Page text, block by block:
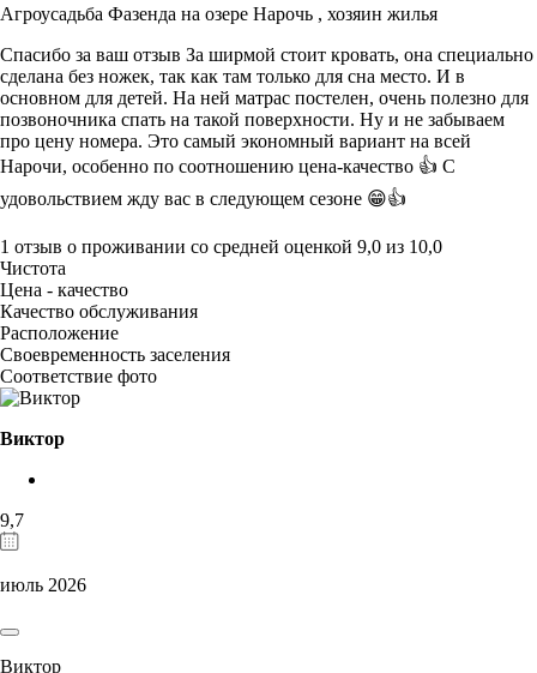
Агроусадьба Фазенда на озере Нарочь , хозяин жилья
Спасибо за ваш отзыв За ширмой стоит кровать, она специально
сделана без ножек, так как там только для сна место. И в
основном для детей. На ней матрас постелен, очень полезно для
позвоночника спать на такой поверхности. Ну и не забываем
про цену номера. Это самый экономный вариант на всей
Нарочи, особенно по соотношению цена-качество 👍 С
удовольствием жду вас в следующем сезоне 😁👍
1 отзыв о проживании со средней оценкой 9,0 из 10,0
Чистота
Цена - качество
Качество обслуживания
Расположение
Своевременность заселения
Соответствие фото
Виктор
9,7
июль 2026
Виктор